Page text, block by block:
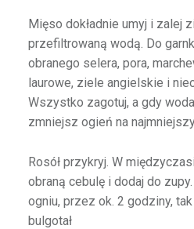
Mięso dokładnie umyj i zalej
przefiltrowaną wodą. Do
obranego selera, pora,
laurowe, ziele angielskie i
Wszystko zagotuj, a gdy
zmniejsz ogień na
Rosół przykryj. W
obraną cebulę i dodaj do zupy.
ogniu, przez ok. 2 godziny,
bulgotał